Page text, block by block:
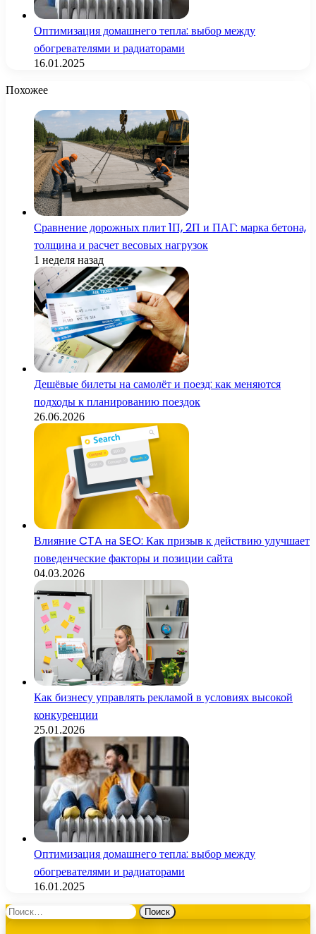
Оптимизация домашнего тепла: выбор между
обогревателями и радиаторами
16.01.2025
Похожее
Сравнение дорожных плит 1П, 2П и ПАГ: марка бетона,
толщина и расчет весовых нагрузок
1 неделя назад
Дешёвые билеты на самолёт и поезд: как меняются
подходы к планированию поездок
26.06.2026
Влияние CTA на SEO: Как призыв к действию улучшает
поведенческие факторы и позиции сайта
04.03.2026
Как бизнесу управлять рекламой в условиях высокой
конкуренции
25.01.2026
Оптимизация домашнего тепла: выбор между
обогревателями и радиаторами
16.01.2025
Найти: